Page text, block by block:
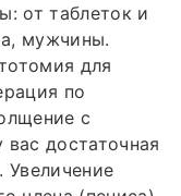
от таблеток и
мужчины.
для
по
с
достаточная
Увеличение